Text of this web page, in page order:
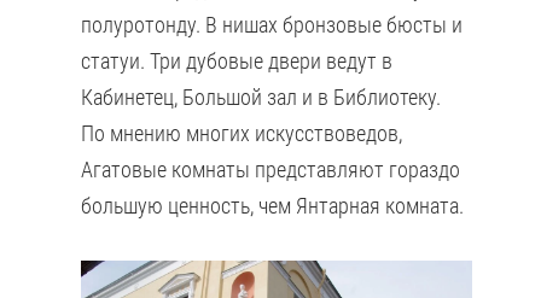
полуротонду. В нишах бронзовые бюсты и
статуи. Три дубовые двери ведут в
Кабинетец, Большой зал и в Библиотеку.
По мнению многих искусствоведов,
Агатовые комнаты представляют гораздо
большую ценность, чем Янтарная комната.